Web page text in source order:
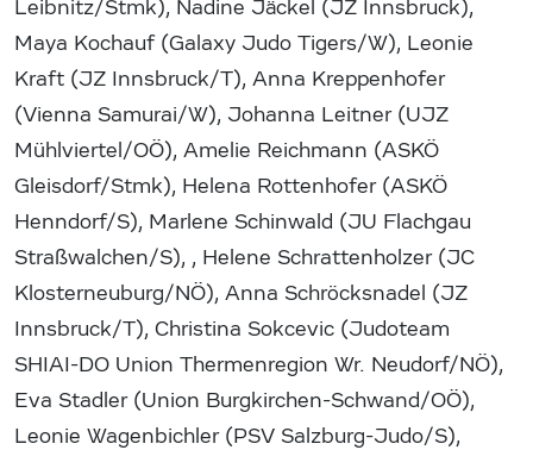
Leibnitz/Stmk), Nadine Jäckel (JZ Innsbruck),
Maya Kochauf (Galaxy Judo Tigers/W), Leonie
Kraft (JZ Innsbruck/T), Anna Kreppenhofer
(Vienna Samurai/W), Johanna Leitner (UJZ
Mühlviertel/OÖ), Amelie Reichmann (ASKÖ
Gleisdorf/Stmk), Helena Rottenhofer (ASKÖ
Henndorf/S), Marlene Schinwald (JU Flachgau
Straßwalchen/S), , Helene Schrattenholzer (JC
Klosterneuburg/NÖ), Anna Schröcksnadel (JZ
Innsbruck/T), Christina Sokcevic (Judoteam
SHIAI-DO Union Thermenregion Wr. Neudorf/NÖ),
Eva Stadler (Union Burgkirchen-Schwand/OÖ),
Leonie Wagenbichler (PSV Salzburg-Judo/S),